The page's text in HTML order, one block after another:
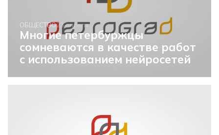
ОБЩЕСТВО23 апреля
Многие петербуржцы
сомневаются в качестве работ
с использованием нейросетей